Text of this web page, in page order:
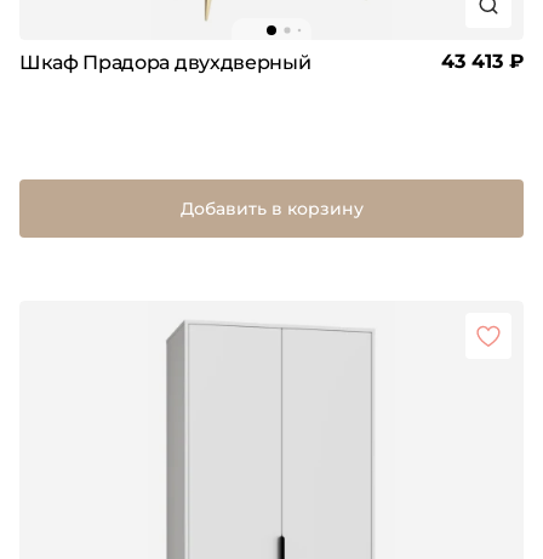
Шкаф Прадора двухдверный 43 413 ₽
Добавить в корзину